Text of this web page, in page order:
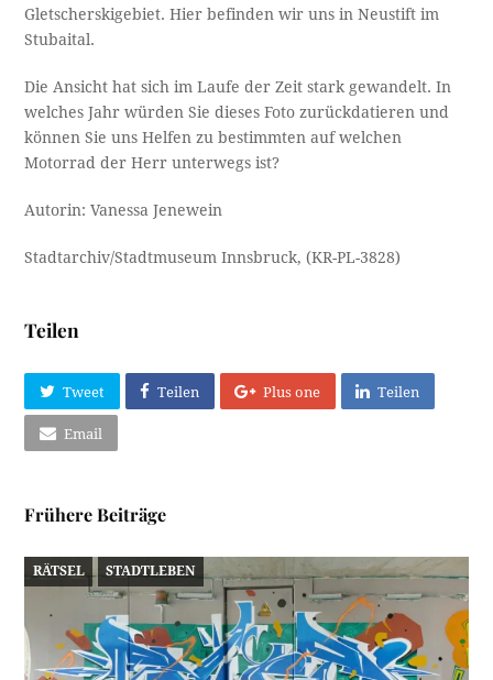
Gletscherskigebiet. Hier befinden wir uns in Neustift im
Stubaital.
Die Ansicht hat sich im Laufe der Zeit stark gewandelt. In
welches Jahr würden Sie dieses Foto zurückdatieren und
können Sie uns Helfen zu bestimmten auf welchen
Motorrad der Herr unterwegs ist?
Autorin: Vanessa Jenewein
Stadtarchiv/Stadtmuseum Innsbruck, (KR-PL-3828)
Teilen
Tweet Teilen Plus one Teilen
Email
Frühere Beiträge
RÄTSEL STADTLEBEN